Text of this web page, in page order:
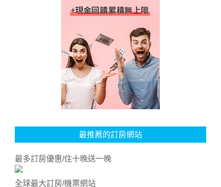
最推薦的訂房網站
最多訂房優惠/住十晚送一晚
全球最大訂房/機票網站